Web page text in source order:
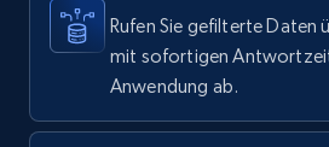
ID, User posted, Name,
posted, Photos, URL, Quoted
Rufen Sie gefilterte Daten
mit sofortigen
Anwendung ab.